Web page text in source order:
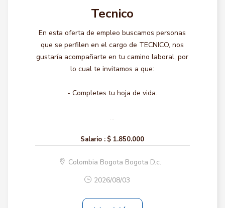
Tecnico
En esta oferta de empleo buscamos personas
que se perfilen en el cargo de TECNICO, nos
gustaría acompañarte en tu camino laboral, por
lo cual te invitamos a que:
- Completes tu hoja de vida.
...
Salario : $ 1.850.000
Colombia Bogota Bogota D.c.
2026/08/03